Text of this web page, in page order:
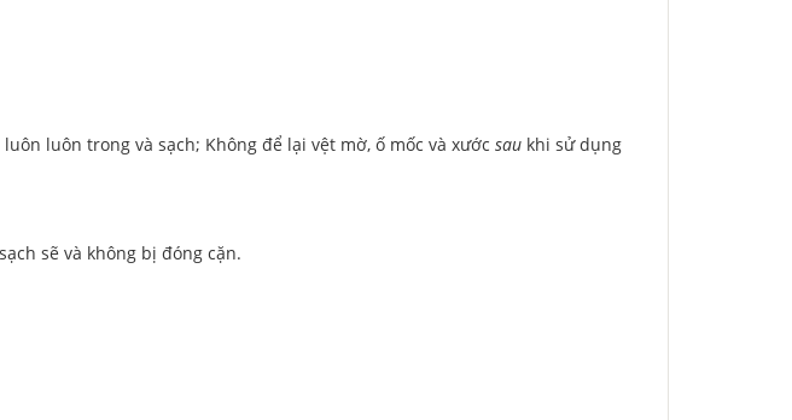
luôn trong và sạch; Không để lại vệt mờ, ố mốc và xước sau khi sử dụng
sẽ và không bị đóng cặn.